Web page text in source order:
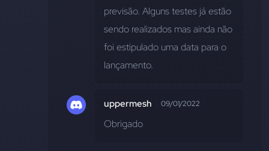
previsão. Alguns testes já estão
sendo realizados mas ainda não
foi estipulado uma data para o
lançamento.
uppermesh 09/01/2022
Obrigado